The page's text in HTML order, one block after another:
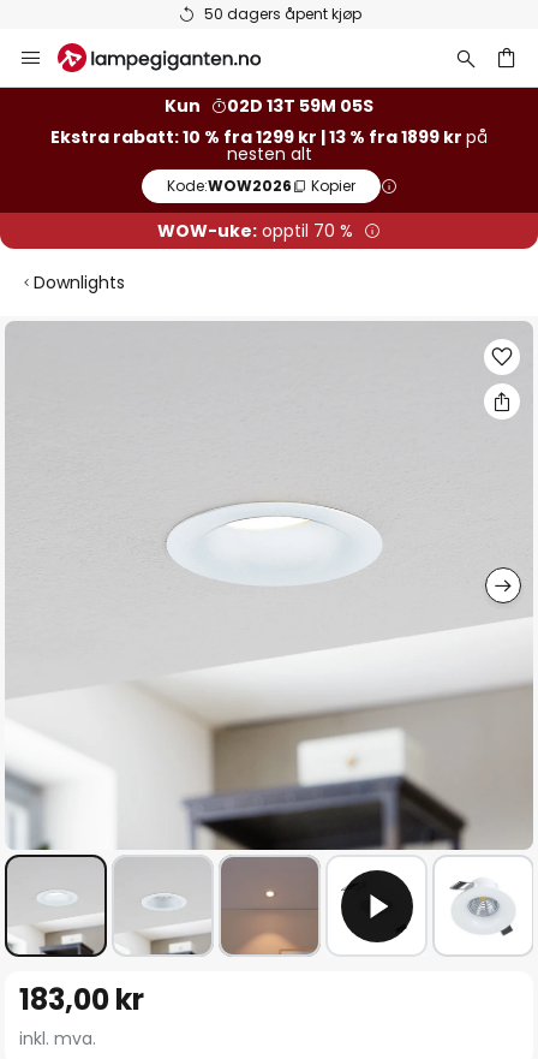
50 dagers åpent kjøp
Hopp
til
Kun
02D 13T 59M 05S
Ekstra rabatt: 10 % fra 1299 kr | 13 % fra 1899 kr på
nesten alt
Kode:WOW2026 Kopier
WOW-uke: opptil 70 %
Downlights
Gå
begynnelsen
183,00 kr
inkl. mva.